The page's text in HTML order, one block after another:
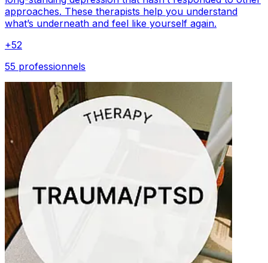
approaches. These therapists help you understand
what’s underneath and feel like yourself again.
+52
55 professionnels